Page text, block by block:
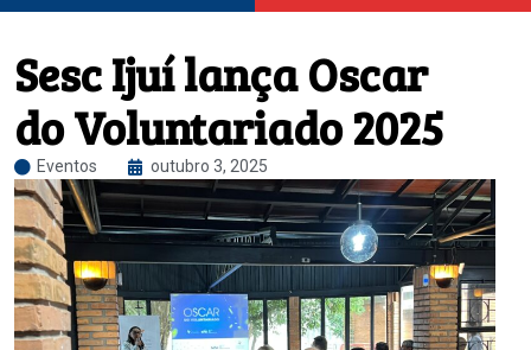
Sesc Ijuí lança Oscar
do Voluntariado 2025
Eventos outubro 3, 2025